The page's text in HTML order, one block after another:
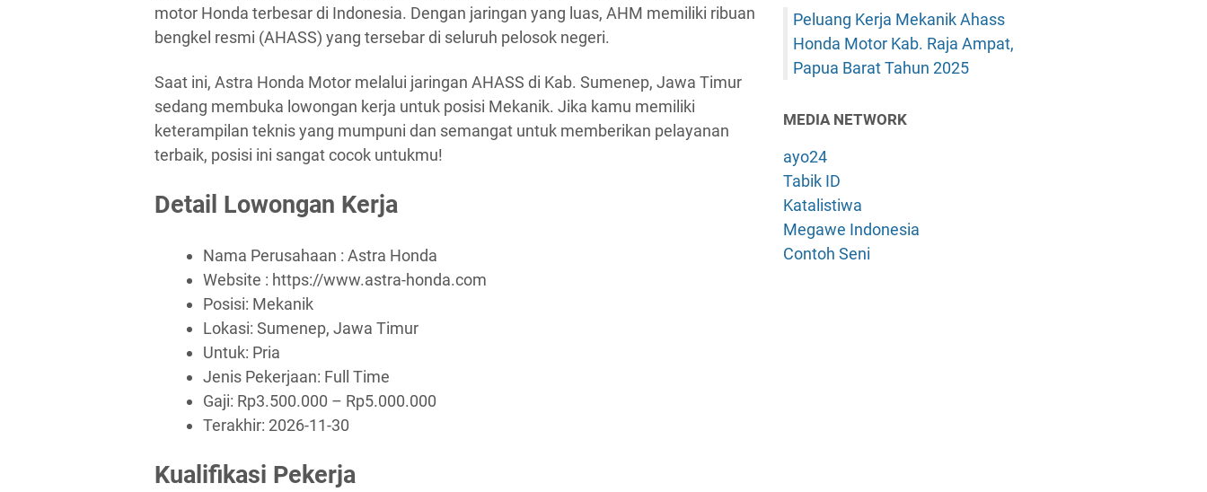
motor Honda terbesar di Indonesia. Dengan jaringan yang luas, AHM memiliki ribuan
bengkel resmi (AHASS) yang tersebar di seluruh pelosok negeri.
Saat ini, Astra Honda Motor melalui jaringan AHASS di Kab. Sumenep, Jawa Timur
sedang membuka lowongan kerja untuk posisi Mekanik. Jika kamu memiliki
keterampilan teknis yang mumpuni dan semangat untuk memberikan pelayanan
terbaik, posisi ini sangat cocok untukmu!
Detail Lowongan Kerja
Nama Perusahaan : Astra Honda
Website : https://www.astra-honda.com
Posisi: Mekanik
Lokasi: Sumenep, Jawa Timur
Untuk: Pria
Jenis Pekerjaan: Full Time
Gaji: Rp3.500.000 – Rp5.000.000
Terakhir: 2026-11-30
Kualifikasi Pekerja
Peluang Kerja Mekanik Ahass
Honda Motor Kab. Raja Ampat,
Papua Barat Tahun 2025
MEDIA NETWORK
ayo24
Tabik ID
Katalistiwa
Megawe Indonesia
Contoh Seni